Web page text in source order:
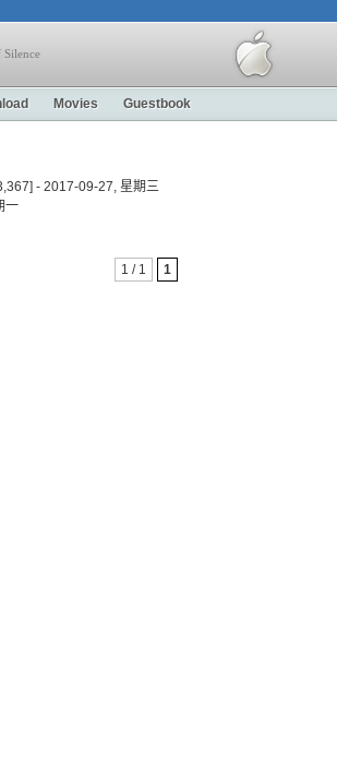
Silence
Movies Guestbook
- 2017-09-27, 星期三
一
1 / 1 1